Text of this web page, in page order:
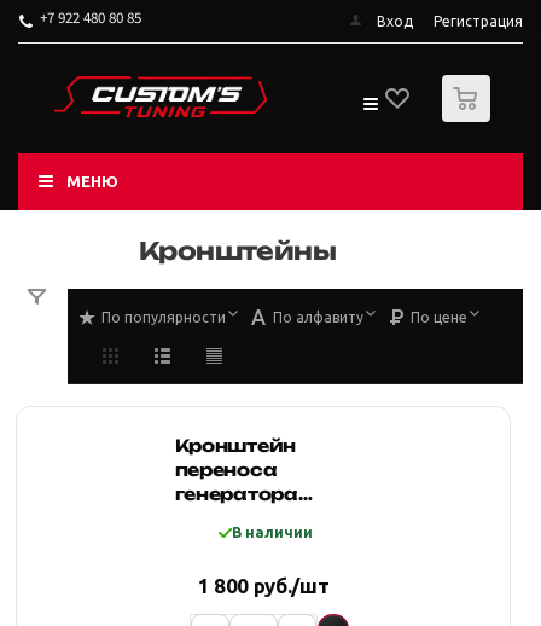
+7 922 480 80 85 Вход Регистрация
0
МЕНЮ
Кронштейны
По популярности По алфавиту По цене
Кронштейн
переноса
генератора
В наличии
1 800 руб./шт